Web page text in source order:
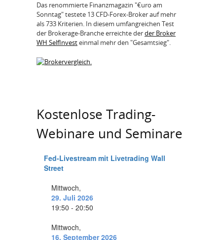
Das renommierte Finanzmagazin "€uro am
Sonntag" testete 13 CFD-Forex-Broker auf mehr
als 733 Kriterien. In diesem umfangreichen Test
der Brokerage-Branche erreichte derder Broker
WH SelfInvesteinmal mehr den "Gesamtsieg".
Kostenlose Trading-
Webinare und Seminare